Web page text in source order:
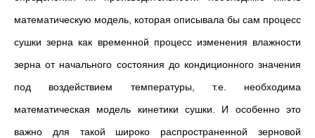
математическую модель, которая описывала бы сам процесс
сушки зерна как временной процесс изменения влажности
зерна от начального состояния до кондиционного значения
под воздействием температуры, т.е. необходима
математическая модель кинетики сушки. И особенно это
важно для такой широко распространенной зерновой